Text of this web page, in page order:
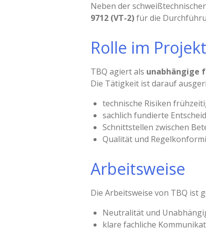
Neben der
9712 (VT-2)für die
Rolle im Projekt
TBQ agiert als unabhängige
Die Tätigkeit ist darauf
technische Risiken
sachlich fundierte
Schnittstellen zwischen
Qualität und
Arbeitsweise
Die Arbeitsweise von TBQ ist
Neutralität und
klare fachliche